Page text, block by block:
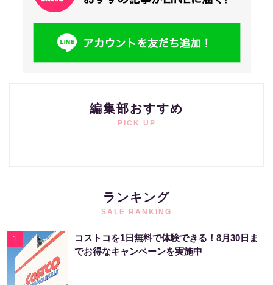
編集部おすすめ
PICK UP
ランキング
SALE RANKING
1
コストコを1日無料で体験できる！8月30日ま
でお得なキャンペーンを実施中